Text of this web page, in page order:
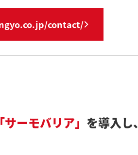
contact/
サーモバリア」 を導入し、